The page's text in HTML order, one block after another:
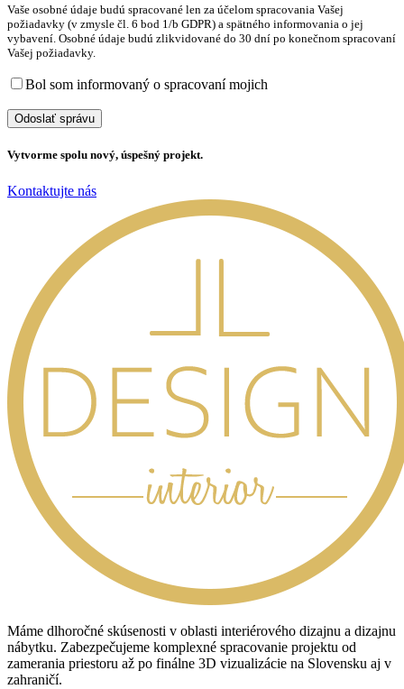
Vaše osobné údaje budú spracované len za účelom spracovania Vašej
požiadavky (v zmysle čl. 6 bod 1/b GDPR) a spätného informovania o jej
vybavení. Osobné údaje budú zlikvidované do 30 dní po konečnom spracovaní
Vašej požiadavky.
Bol som informovaný o spracovaní mojich
Vytvorme spolu nový, úspešný projekt.
Kontaktujte nás
Máme dlhoročné skúsenosti v oblasti interiérového dizajnu a dizajnu
nábytku. Zabezpečujeme komplexné spracovanie projektu od
zamerania priestoru až po finálne 3D vizualizácie na Slovensku aj v
zahraničí.